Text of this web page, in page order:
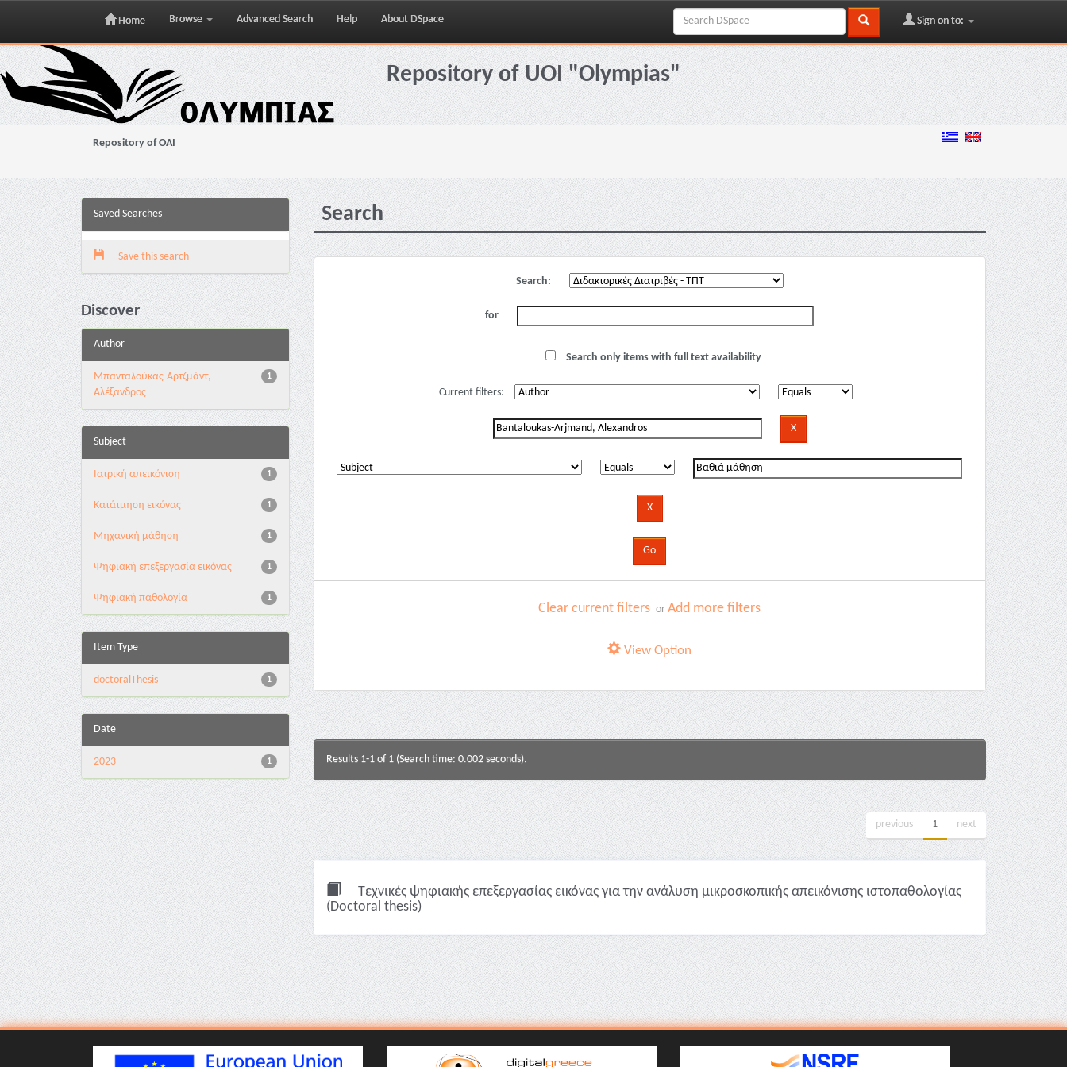
Skip
navigation
Home Browse Advanced Search Help About DSpace Sign on to:
Repository of UOI "Olympias"
Repository of OAI
Saved Searches
Save this search
Discover
Author
1
Μπανταλούκας-Αρτζμάντ,
Αλέξανδρος
Subject
1
Ιατρική απεικόνιση
1
Κατάτμηση εικόνας
1
Μηχανική μάθηση
1
Ψηφιακή επεξεργασία εικόνας
1
Ψηφιακή παθολογία
Item Type
1
doctoralThesis
Date
1
2023
Search
Search:
for
Search only items with full text availability
Current filters:
Clear current filters orAdd more filters
View Option
Results 1-1 of 1 (Search time: 0.002 seconds).
previous 1 next
Τεχνικές ψηφιακής επεξεργασίας εικόνας για την ανάλυση μικροσκοπικής απεικόνισης ιστοπαθολογίας
(Doctoral thesis)